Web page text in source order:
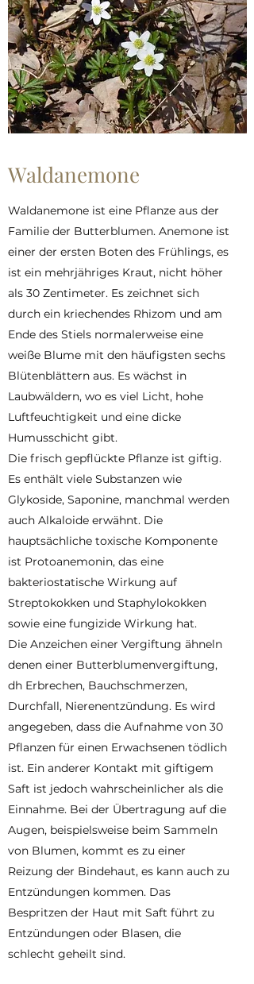
Waldanemone
Waldanemone ist eine Pflanze aus der
Familie der Butterblumen. Anemone ist
einer der ersten Boten des Frühlings, es
ist ein mehrjähriges Kraut, nicht höher
als 30 Zentimeter. Es zeichnet sich
durch ein kriechendes Rhizom und am
Ende des Stiels normalerweise eine
weiße Blume mit den häufigsten sechs
Blütenblättern aus. Es wächst in
Laubwäldern, wo es viel Licht, hohe
Luftfeuchtigkeit und eine dicke
Humusschicht gibt.
Die frisch gepflückte Pflanze ist giftig.
Es enthält viele Substanzen wie
Glykoside, Saponine, manchmal werden
auch Alkaloide erwähnt. Die
hauptsächliche toxische Komponente
ist Protoanemonin, das eine
bakteriostatische Wirkung auf
Streptokokken und Staphylokokken
sowie eine fungizide Wirkung hat.
Die Anzeichen einer Vergiftung ähneln
denen einer Butterblumenvergiftung,
dh Erbrechen, Bauchschmerzen,
Durchfall, Nierenentzündung. Es wird
angegeben, dass die Aufnahme von 30
Pflanzen für einen Erwachsenen tödlich
ist. Ein anderer Kontakt mit giftigem
Saft ist jedoch wahrscheinlicher als die
Einnahme. Bei der Übertragung auf die
Augen, beispielsweise beim Sammeln
von Blumen, kommt es zu einer
Reizung der Bindehaut, es kann auch zu
Entzündungen kommen. Das
Bespritzen der Haut mit Saft führt zu
Entzündungen oder Blasen, die
schlecht geheilt sind.